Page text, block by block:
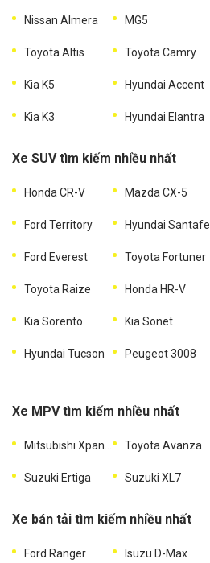
Nissan Almera MG5
Toyota Altis Toyota Camry
Kia K5 Hyundai Accent
Kia K3 Hyundai Elantra
Xe SUV tìm kiếm nhiều nhất
Honda CR-V Mazda CX-5
Ford Territory Hyundai Santafe
Ford Everest Toyota Fortuner
Toyota Raize Honda HR-V
Kia Sorento Kia Sonet
Hyundai Tucson Peugeot 3008
Xe MPV tìm kiếm nhiều nhất
Mitsubishi Xpander Toyota Avanza
Suzuki Ertiga Suzuki XL7
Xe bán tải tìm kiếm nhiều nhất
Ford Ranger Isuzu D-Max